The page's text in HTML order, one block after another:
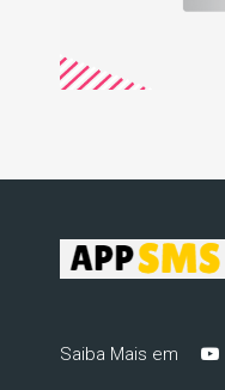
Saiba Mais em